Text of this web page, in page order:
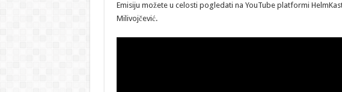
Emisiju možete u celosti pogledati na YouTube platformi
Milivojčević.